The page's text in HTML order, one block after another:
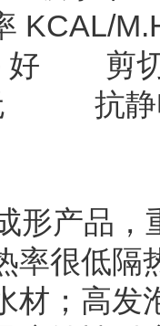
剪切
抗静
形产品
率很低隔
材；高发